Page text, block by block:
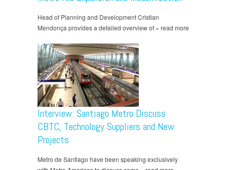
Head of Planning and Development Cristian
Mendonça provides a detailed overview of » read more
Interview: Santiago Metro Discuss
CBTC, Technology Suppliers and New
Projects
Metro de Santiago have been speaking exclusively